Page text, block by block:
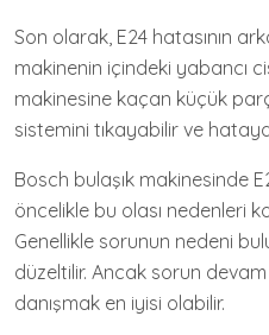
Son olarak, E24 hatasının
makinenin içindeki yabancı
makinesine kaçan küçük
sistemini tıkayabilir ve
Bosch bulaşık makinesinde
öncelikle bu olası nedenleri
Genellikle sorunun nedeni
düzeltilir. Ancak sorun
danışmak en iyisi olabilir.